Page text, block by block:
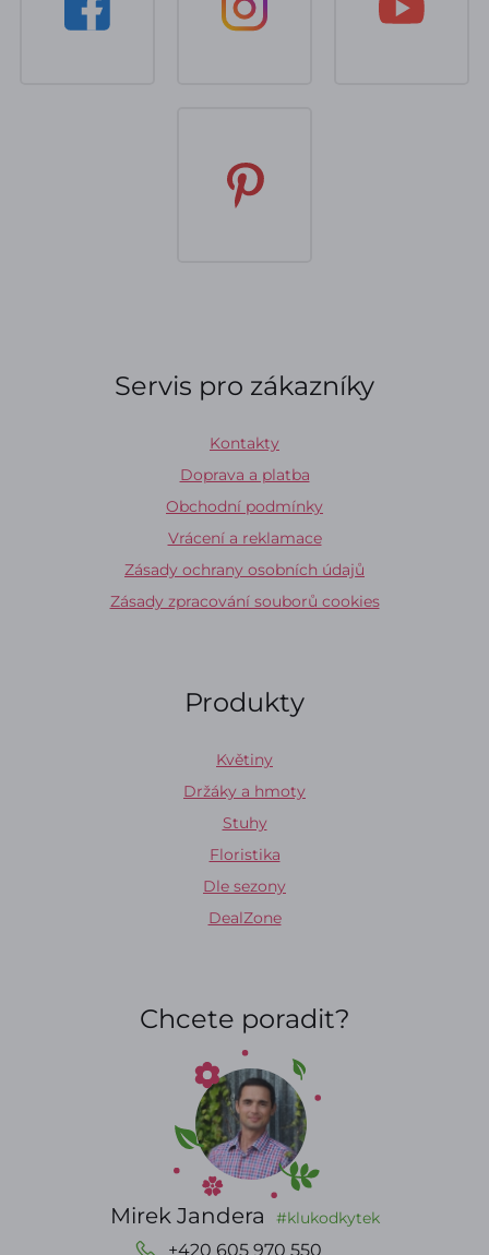
Servis pro zákazníky
Kontakty
Doprava a platba
Obchodní podmínky
Vrácení a reklamace
Zásady ochrany osobních údajů
Zásady zpracování souborů cookies
Produkty
Květiny
Držáky a hmoty
Stuhy
Floristika
Dle sezony
DealZone
Chcete poradit?
Mirek Jandera #klukodkytek
+420 605 970 550